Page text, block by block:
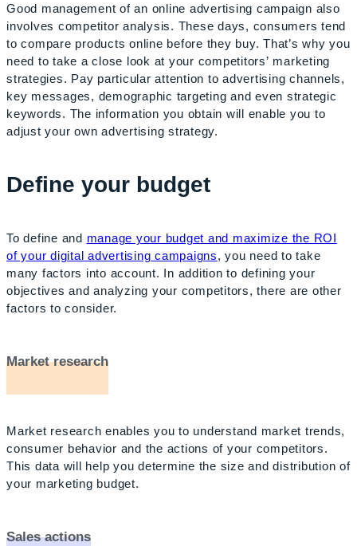
Good management of an online advertising campaign also
involves competitor analysis. These days, consumers tend
to compare products online before they buy. That’s why you
need to take a close look at your competitors’ marketing
strategies. Pay particular attention to advertising channels,
key messages, demographic targeting and even strategic
keywords. The information you obtain will enable you to
adjust your own advertising strategy.
Define your budget
To define and manage your budget and maximize the ROI
of your digital advertising campaigns, you need to take
many factors into account. In addition to defining your
objectives and analyzing your competitors, there are other
factors to consider.
Market research
Market research enables you to understand market trends,
consumer behavior and the actions of your competitors.
This data will help you determine the size and distribution of
your marketing budget.
Sales actions